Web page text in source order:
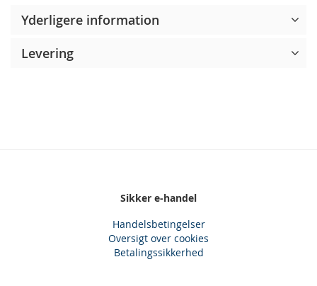
Yderligere information
Levering
Sikker e-handel
Handelsbetingelser
Oversigt over cookies
Betalingssikkerhed